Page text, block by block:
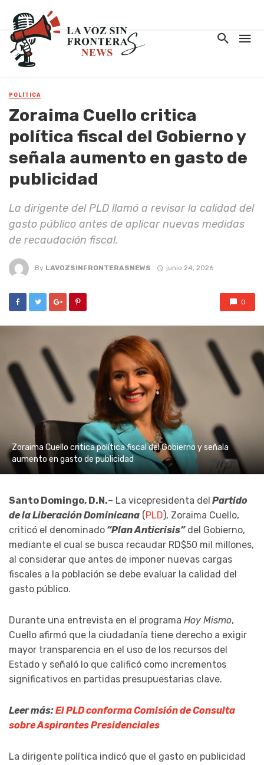
POLÍTICA
Zoraima Cuello critica
política fiscal del Gobierno y
señala aumento en gasto de
publicidad
La dirigente del PLD llamó a revisar la calidad del
gasto público antes de aplicar nuevas medidas
de recaudación fiscal.
By LAVOZSINFRONTERASNEWS junio 24, 2026
0
Zoraima Cuello critica política fiscal del Gobierno y señala
aumento en gasto de publicidad
Santo Domingo, D.N.– La vicepresidenta del Partido
de la Liberación Dominicana (PLD), Zoraima Cuello,
criticó el denominado “Plan Anticrisis”del Gobierno,
mediante el cual se busca recaudar RD$50 mil millones,
al considerar que antes de imponer nuevas cargas
fiscales a la población se debe evaluar la calidad del
gasto público.
Durante una entrevista en el programa Hoy Mismo,
Cuello afirmó que la ciudadanía tiene derecho a exigir
mayor transparencia en el uso de los recursos del
Estado y señaló lo que calificó como incrementos
significativos en partidas presupuestarias clave.
Leer más:El PLD conforma Comisión de Consulta
sobre Aspirantes Presidenciales
La dirigente política indicó que el gasto en publicidad